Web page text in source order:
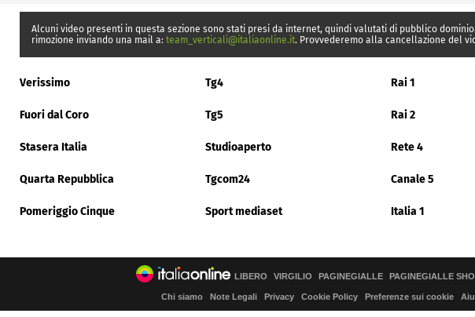
Alcuni video presenti in questa sezione sono stati presi da internet, quindi valutati di pubblico
rimozione inviando una mail a: team_verticali@italiaonline.it. Provvederemo alla cancellazione del
Verissimo Tg4 Rai 1
Fuori dal Coro Tg5 Rai 2
Stasera Italia Studioaperto Rete 4
Quarta Repubblica Tgcom24 Canale 5
Pomeriggio Cinque Sport mediaset Italia 1
LIBERO VIRGILIO PAGINEGIALLE PAGINEGIALLE
Chi siamo Note Legali Privacy Cookie Policy Preferenze sui cookie